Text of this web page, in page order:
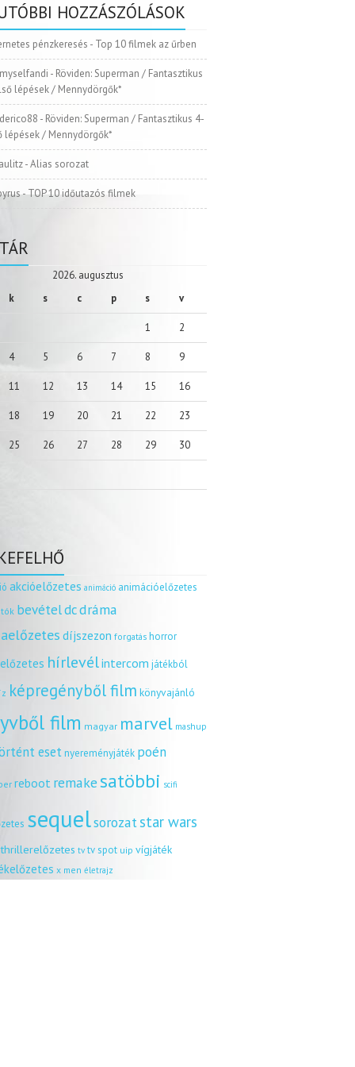
HOZZÁSZÓLÁSOK
pénzkeresés - Top 10 filmek az űrben
- Röviden: Superman / Fantasztikus
lépések / Mennydörgők*
- Röviden: Superman / Fantasztikus 4-
lépések / Mennydörgők*
-Alias sorozat
-TOP 10 időutazós filmek
2026. augusztus
k
s c p s v
1 2
4 5 6 7 8 9
11 12 13 14 15 16
18 19 20 21 22 23
25 26 27 28 29 30
akcióelőzetes animáció animációelőzetes
bevételdcdráma
díjszezon forgatás horror
hírlevélintercom játékból
képregényből film könyvajánló
film magyar marvel mashup
esetnyereményjáték poén
reboot remakesatöbbi scifi
sequelsorozatstar wars
thrillerelőzetes tv tv spot uip vígjáték
x men életrajz